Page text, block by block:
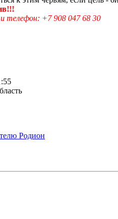
и телефон: +7 908 047 68 30
Родион